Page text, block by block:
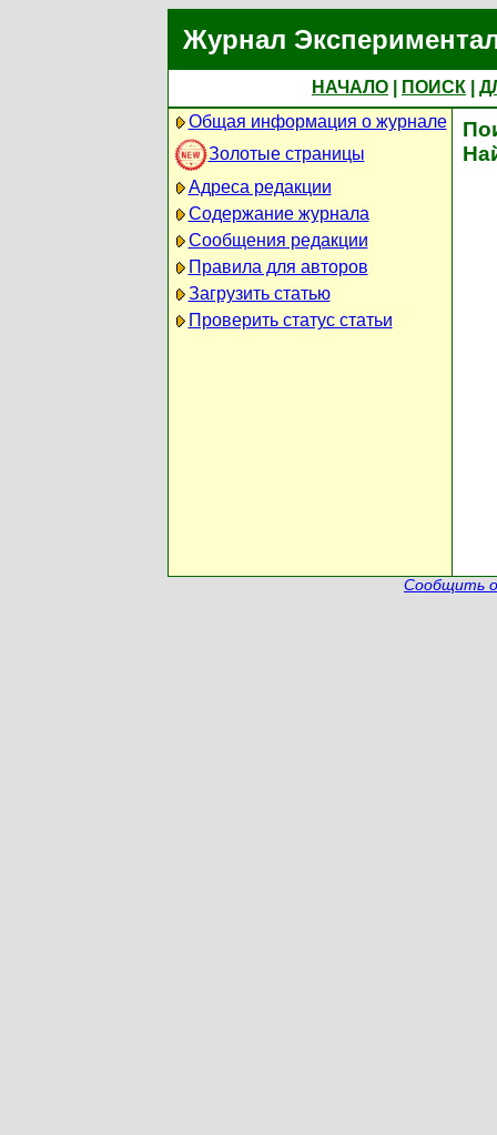
Журнал
НАЧАЛО ПОИСК
Общая информация о журнале
Золотые страницы
Адреса редакции
Содержание журнала
Сообщения редакции
Правила для авторов
Загрузить статью
Проверить статус статьи
Сообщить о